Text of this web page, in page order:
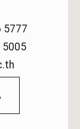
5777
5005